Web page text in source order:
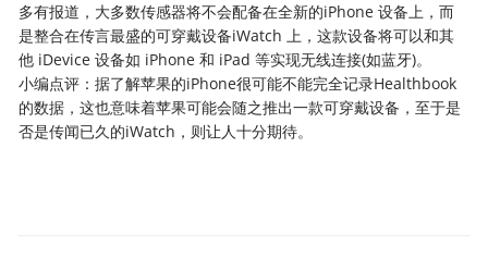
多有报道，大多数传感器将不会配备在全新的iPhone 设备上，而
是整合在传言最盛的可穿戴设备iWatch 上，这款设备将可以和其
他 iDevice 设备如 iPhone 和 iPad 等实现无线连接(如蓝牙)。
小编点评：据了解苹果的iPhone很可能不能完全记录Healthbook
的数据，这也意味着苹果可能会随之推出一款可穿戴设备，至于是
否是传闻已久的iWatch，则让人十分期待。